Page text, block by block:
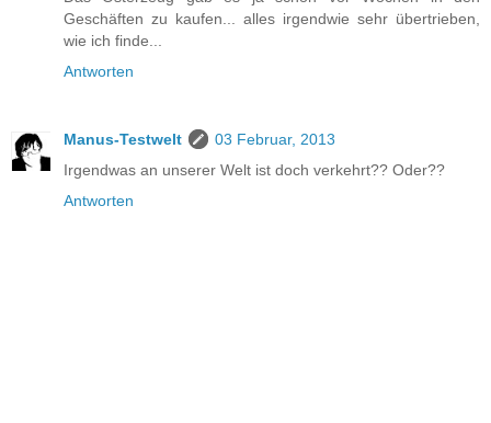
Geschäften zu kaufen... alles irgendwie sehr übertrieben,
wie ich finde...
Antworten
Manus-Testwelt
03 Februar, 2013
Irgendwas an unserer Welt ist doch verkehrt?? Oder??
Antworten